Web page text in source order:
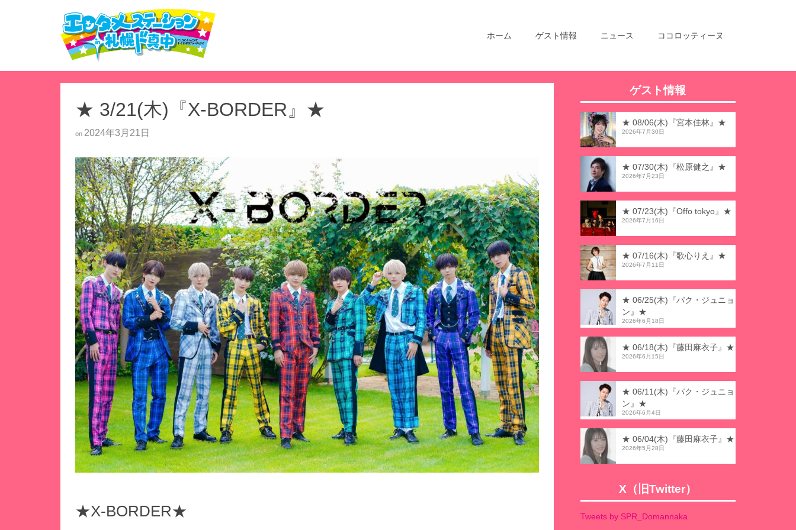
ホーム ゲスト情報 ニュース ココロッティーヌ
★ 3/21(木)『X-BORDER』★
on 2024年3月21日
★X-BORDER★
ゲスト情報
★ 08/06(木)『宮本佳林』★
2026年7月30日
★ 07/30(木)『松原健之』★
2026年7月23日
★ 07/23(木)『Offo tokyo』★
2026年7月16日
★ 07/16(木)『歌心りえ』★
2026年7月11日
★ 06/25(木)『パク・ジュニョ
ン』★
2026年6月18日
★ 06/18(木)『藤田麻衣子』★
2026年6月15日
★ 06/11(木)『パク・ジュニョ
ン』★
2026年6月4日
★ 06/04(木)『藤田麻衣子』★
2026年5月28日
X（旧Twitter）
Tweets by SPR_Domannaka